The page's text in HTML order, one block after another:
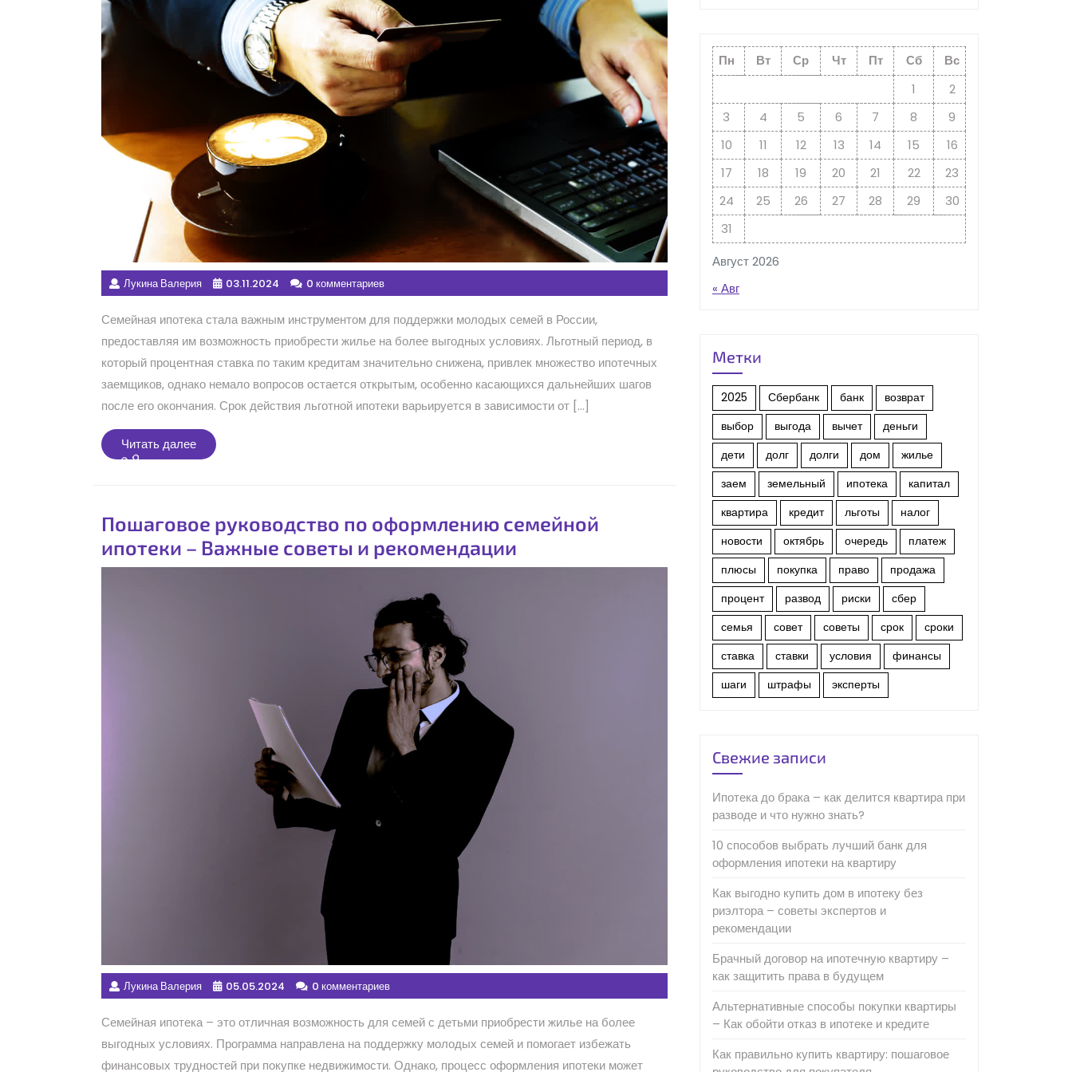
Лукина Валерия 03.11.2024 0 комментариев
Семейная ипотека стала важным инструментом для поддержки молодых семей в России,
предоставляя им возможность приобрести жилье на более выгодных условиях. Льготный период, в
который процентная ставка по таким кредитам значительно снижена, привлек множество ипотечных
заемщиков, однако немало вопросов остается открытым, особенно касающихся дальнейших шагов
после его окончания. Срок действия льготной ипотеки варьируется в зависимости от […]
Читать далееЧитать
далее
Пошаговое руководство по оформлению семейной
ипотеки – Важные советы и рекомендации
Лукина Валерия 05.05.2024 0 комментариев
Семейная ипотека – это отличная возможность для семей с детьми приобрести жилье на более
выгодных условиях. Программа направлена на поддержку молодых семей и помогает избежать
финансовых трудностей при покупке недвижимости. Однако, процесс оформления ипотеки может
Август 2026
Пн Вт Ср Чт Пт Сб
Вс
1
2
3
4 5 6 7 8
9
10
11 12 13 14 15
16
17
18 19 20 21 22
23
24
25 26 27 28 29
30
31
« Авг
Метки
2025 Сбербанк банк
возврат
выбор
выгода вычет
деньги
дети
долг долги дом
жилье
заем
земельный ипотека
капитал
квартира
кредит льготы
налог
новости
октябрь очередь
платеж
плюсы
покупка право
продажа
процент
развод риски
сбер
семья
совет советы срок
сроки
ставка
ставки условия
финансы
шаги
штрафы эксперты
Свежие записи
Ипотека до брака – как делится квартира при
разводе и что нужно знать?
10 способов выбрать лучший банк для
оформления ипотеки на квартиру
Как выгодно купить дом в ипотеку без
риэлтора – советы экспертов и
рекомендации
Брачный договор на ипотечную квартиру –
как защитить права в будущем
Альтернативные способы покупки квартиры
– Как обойти отказ в ипотеке и кредите
Как правильно купить квартиру: пошаговое